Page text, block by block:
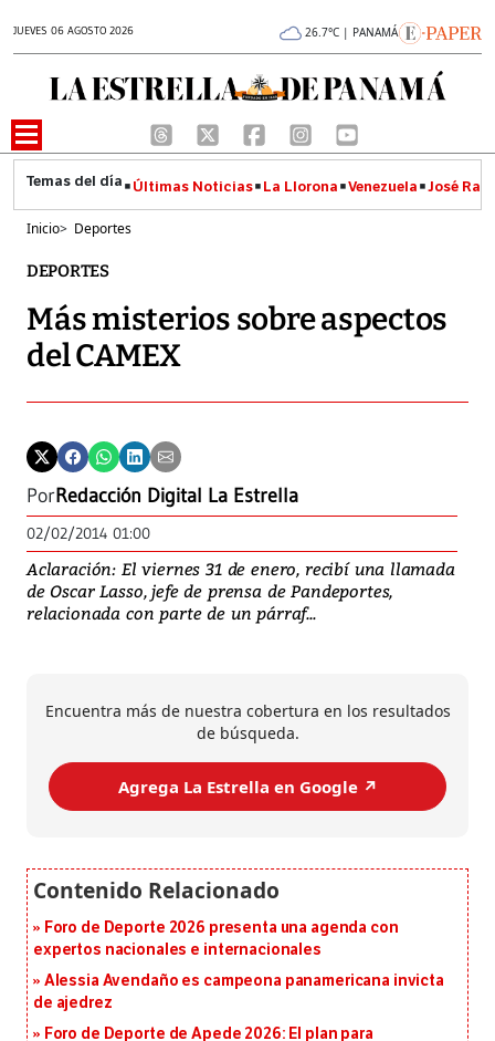
JUEVES 06 AGOSTO 2026 26.7°C | PANAMÁ
Últimas Noticias La Llorona Venezuela José
Inicio> Deportes
DEPORTES
Más misterios sobre aspectos
del CAMEX
PorRedacción Digital La Estrella
02/02/2014 01:00
Aclaración: El viernes 31 de enero, recibí una llamada
de Oscar Lasso, jefe de prensa de Pandeportes,
relacionada con parte de un párraf...
Encuentra más de nuestra cobertura en los resultados
de búsqueda.
Agrega La Estrella en Google ↗️
Foro de Deporte 2026 presenta una agenda con
expertos nacionales e internacionales
Alessia Avendaño es campeona panamericana invicta
de ajedrez
Foro de Deporte de Apede 2026: El plan para